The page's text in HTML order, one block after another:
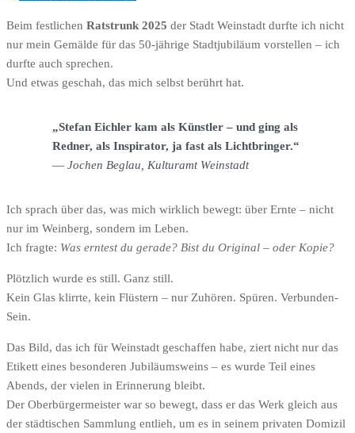
Beim festlichen Ratstrunk 2025 der Stadt Weinstadt durfte ich nicht
nur mein Gemälde für das 50-jährige Stadtjubiläum vorstellen – ich
durfte auch sprechen.
Und etwas geschah, das mich selbst berührt hat.
„Stefan Eichler kam als Künstler – und ging als
Redner, als Inspirator, ja fast als Lichtbringer.“
— Jochen Beglau, Kulturamt Weinstadt
Ich sprach über das, was mich wirklich bewegt: über Ernte – nicht
nur im Weinberg, sondern im Leben.
Ich fragte: Was erntest du gerade? Bist du Original – oder Kopie?
Plötzlich wurde es still. Ganz still.
Kein Glas klirrte, kein Flüstern – nur Zuhören. Spüren. Verbunden-
Sein.
Das Bild, das ich für Weinstadt geschaffen habe, ziert nicht nur das
Etikett eines besonderen Jubiläumsweins – es wurde Teil eines
Abends, der vielen in Erinnerung bleibt.
Der Oberbürgermeister war so bewegt, dass er das Werk gleich aus
der städtischen Sammlung entlieh, um es in seinem privaten Domizil